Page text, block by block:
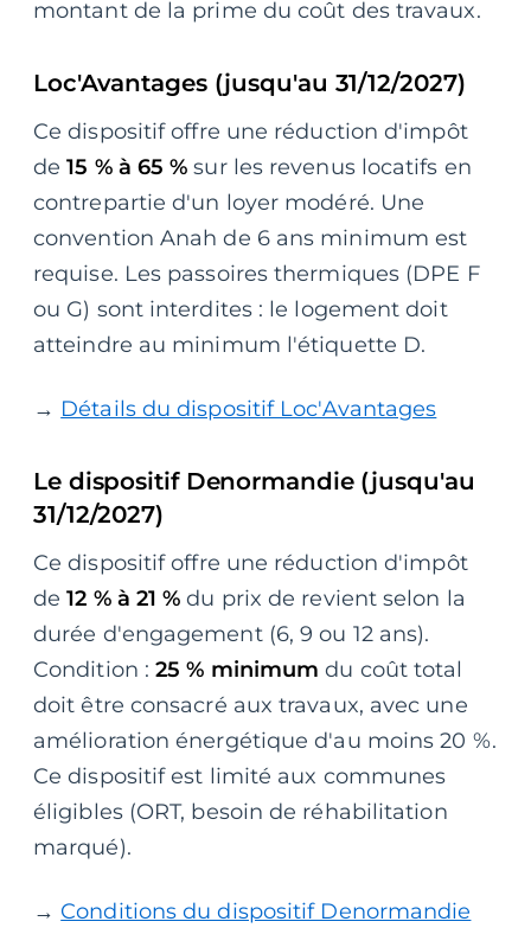
montant de la prime du coût des travaux.
Loc'Avantages (jusqu'au 31/12/2027)
Ce dispositif offre une réduction d'impôt
de15 % à 65 % sur les revenus locatifs en
contrepartie d'un loyer modéré. Une
convention Anah de 6 ans minimum est
requise. Les passoires thermiques (DPE F
ou G) sont interdites : le logement doit
atteindre au minimum l'étiquette D.
→ Détails du dispositif Loc'Avantages
Le dispositif Denormandie (jusqu'au
31/12/2027)
Ce dispositif offre une réduction d'impôt
de12 % à 21 % du prix de revient selon la
durée d'engagement (6, 9 ou 12 ans).
Condition :25 % minimum du coût total
doit être consacré aux travaux, avec une
amélioration énergétique d'au moins 20 %.
Ce dispositif est limité aux communes
éligibles (ORT, besoin de réhabilitation
marqué).
→ Conditions du dispositif Denormandie